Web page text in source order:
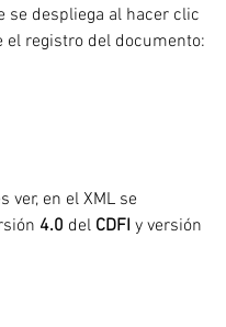
se despliega al hacer clic
el registro del documento:
ver, en el XML se
4.0 del CDFI y versión